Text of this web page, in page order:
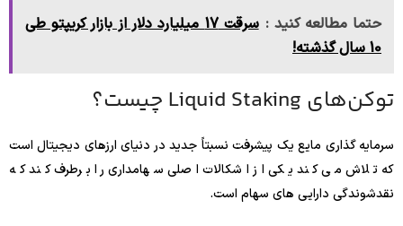
حتما مطالعه کنید :
سرقت 17 میلیارد دلار از بازار کریپتو طی
10 سال گذشته!
توکن‌های Liquid Staking چیست؟
سرمایه گذاری مایع یک پیشرفت نسبتاً جدید در دنیای ارزهای دیجیتال است
که تلاش می کند یکی از اشکالات اصلی سهامداری را برطرف کند که
نقدشوندگی دارایی های سهام است.